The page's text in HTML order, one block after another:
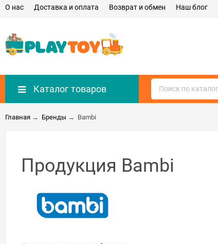
О нас Доставка и оплата Возврат и обмен Наш блог
Каталог товаров
Главная → Бренды → Bambi
Продукция Bambi